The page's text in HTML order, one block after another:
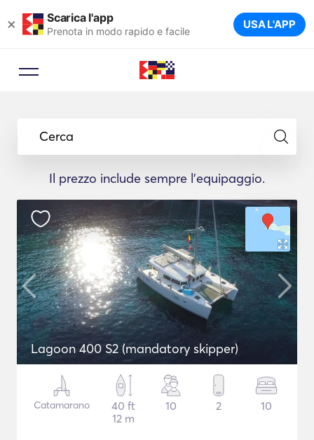
× Scarica l'app
Prenota in modo rapido e facile USA L'APP
Cerca
Il prezzo include sempre l'equipaggio.
Lagoon 400 S2 (mandatory skipper)
Catamarano
40 ft
12 m
10 2 10